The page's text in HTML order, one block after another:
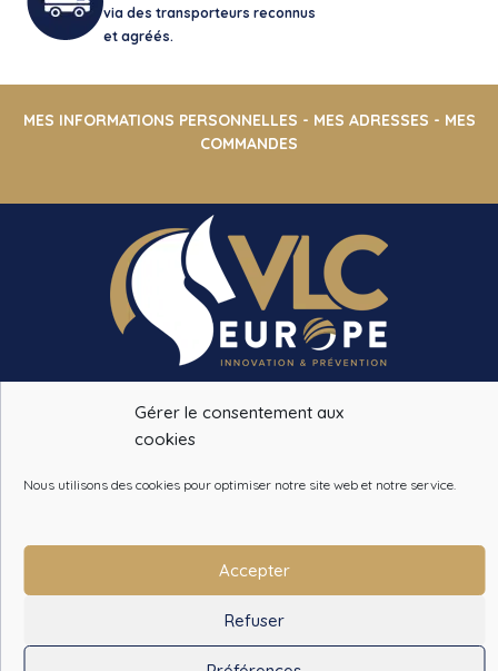
Gérer le consentement aux
cookies
Nous utilisons des cookies pour optimiser notre site web et notre service.
Accepter
Refuser
via des transporteurs reconnus
et agréés.
MES INFORMATIONS PERSONNELLES - MES ADRESSES - MES
COMMANDES
14 CHEMIN DE LA PINSONNIERE
78490 BAZOCHES SUR GUYONNE
Paiement sécurisé